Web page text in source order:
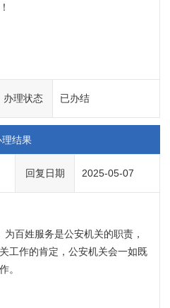
办理状态 已办结
理结果
回复日期 2025-05-07
姓服务是公安机关的职责，
工作的肯定，公安机关会一如既
。